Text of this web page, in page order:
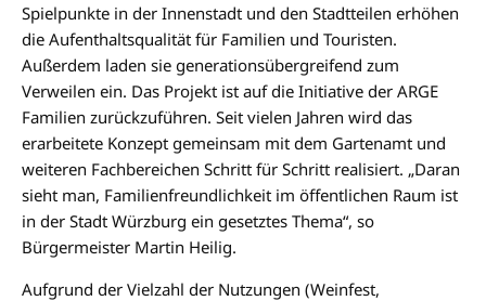
Spielpunkte in der Innenstadt und den Stadtteilen erhöhen
die Aufenthaltsqualität für Familien und Touristen.
Außerdem laden sie generationsübergreifend zum
Verweilen ein. Das Projekt ist auf die Initiative der ARGE
Familien zurückzuführen. Seit vielen Jahren wird das
erarbeitete Konzept gemeinsam mit dem Gartenamt und
weiteren Fachbereichen Schritt für Schritt realisiert. „Daran
sieht man, Familienfreundlichkeit im öffentlichen Raum ist
in der Stadt Würzburg ein gesetztes Thema“, so
Bürgermeister Martin Heilig.
Aufgrund der Vielzahl der Nutzungen (Weinfest,